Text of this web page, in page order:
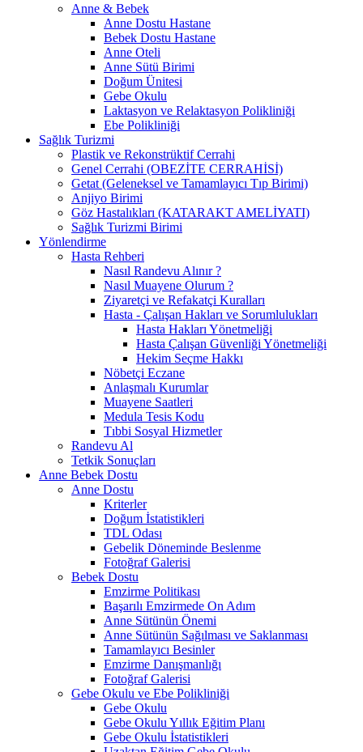
Anne & Bebek
Anne Dostu Hastane
Bebek Dostu Hastane
Anne Oteli
Anne Sütü Birimi
Doğum Ünitesi
Gebe Okulu
Laktasyon ve Relaktasyon Polikliniği
Ebe Polikliniği
Sağlık Turizmi
Plastik ve Rekonstrüktif Cerrahi
Genel Cerrahi (OBEZİTE CERRAHİSİ)
Getat (Geleneksel ve Tamamlayıcı Tıp Birimi)
Anjiyo Birimi
Göz Hastalıkları (KATARAKT AMELİYATI)
Sağlık Turizmi Birimi
Yönlendirme
Hasta Rehberi
Nasıl Randevu Alınır ?
Nasıl Muayene Olurum ?
Ziyaretçi ve Refakatçi Kuralları
Hasta - Çalışan Hakları ve Sorumlulukları
Hasta Hakları Yönetmeliği
Hasta Çalışan Güvenliği Yönetmeliği
Hekim Seçme Hakkı
Nöbetçi Eczane
Anlaşmalı Kurumlar
Muayene Saatleri
Medula Tesis Kodu
Tıbbi Sosyal Hizmetler
Randevu Al
Tetkik Sonuçları
Anne Bebek Dostu
Anne Dostu
Kriterler
Doğum İstatistikleri
TDL Odası
Gebelik Döneminde Beslenme
Fotoğraf Galerisi
Bebek Dostu
Emzirme Politikası
Başarılı Emzirmede On Adım
Anne Sütünün Önemi
Anne Sütünün Sağılması ve Saklanması
Tamamlayıcı Besinler
Emzirme Danışmanlığı
Fotoğraf Galerisi
Gebe Okulu ve Ebe Polikliniği
Gebe Okulu
Gebe Okulu Yıllık Eğitim Planı
Gebe Okulu İstatistikleri